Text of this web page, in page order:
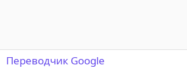
Переводчик Google